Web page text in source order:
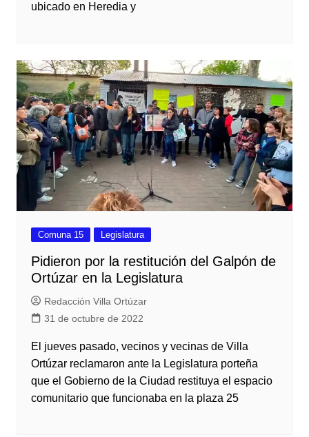
ubicado en Heredia y
Comuna 15 Legislatura
Pidieron por la restitución del Galpón de
Ortúzar en la Legislatura
Redacción Villa Ortúzar
31 de octubre de 2022
El jueves pasado, vecinos y vecinas de Villa
Ortúzar reclamaron ante la Legislatura porteña
que el Gobierno de la Ciudad restituya el espacio
comunitario que funcionaba en la plaza 25